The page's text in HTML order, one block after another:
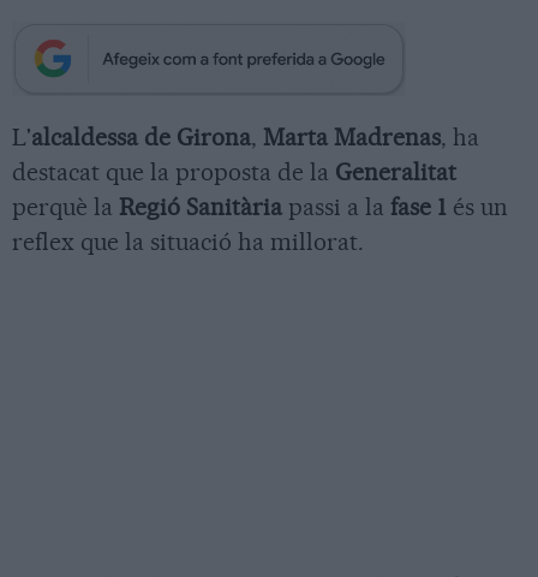
L'alcaldessa de Girona, Marta Madrenas, ha
destacat que la proposta de la Generalitat
perquè la Regió Sanitària passi a la fase 1 és un
reflex que la situació ha millorat.